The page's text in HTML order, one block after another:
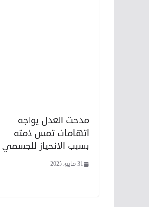
مدحت العدل يواجه
اتهامات تمس ذمته
بسبب الانحياز للجسمي
31 مايو، 2025